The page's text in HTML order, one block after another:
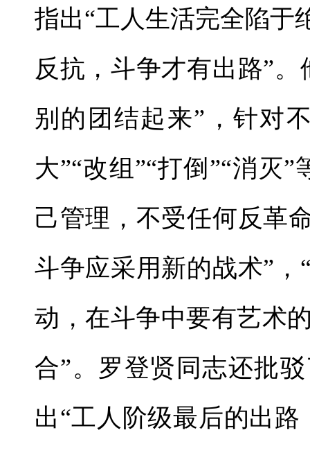
指出“工人生活完全陷于
反抗，斗争才有出路”
别的团结起来”，针对
大”“改组”“打倒”“消灭
己管理，不受任何反革
斗争应采用新的战术”
动，在斗争中要有艺术
合”。罗登贤同志还批
出“工人阶级最后的出